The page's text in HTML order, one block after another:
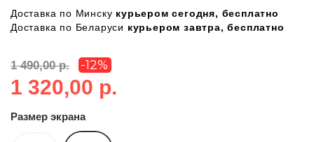
Доставка по Минску курьером сегодня, бесплатно
Доставка по Беларуси курьером завтра, бесплатно
1 490,00 р. -12%
1 320,00 р.
Размер экрана